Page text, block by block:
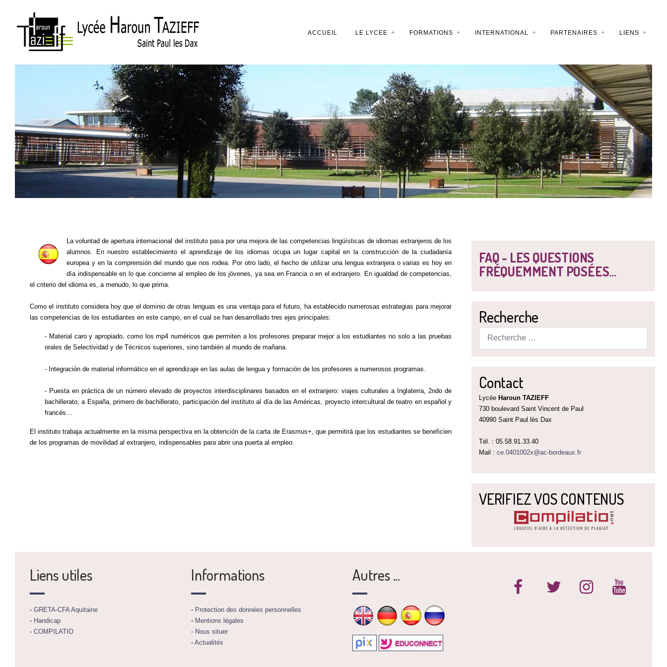
ACCUEIL LE LYCEE FORMATIONS INTERNATIONAL PARTENAIRES LIENS
FAQ - LES QUESTIONS
FRÉQUEMMENT POSÉES...
Recherche
Contact
Lycée Haroun TAZIEFF
730 boulevard Saint Vincent de Paul
40990 Saint Paul lès Dax
Tél. : 05.58.91.33.40
Mail : ce.0401002x@ac-bordeaux.fr
VERIFIEZ VOS CONTENUS
La voluntad de apertura internacional del instituto pasa por una mejora de las competencias lingüísticas de idiomas extranjeros de los
alumnos. En nuestro establecimiento el aprendizaje de los idiomas ocupa un lugar capital en la construcción de la ciudadanía
europea y en la comprensión del mundo que nos rodea. Por otro lado, el hecho de utilizar una lengua extranjera o varias es hoy en
día indispensable en lo que concierne al empleo de los jóvenes, ya sea en Francia o en el extranjero. En igualdad de competencias,
el criterio del idioma es, a menudo, lo que prima.
Como el instituto considera hoy que el dominio de otras lenguas es una ventaja para el futuro, ha establecido numerosas estrategias para mejorar
las competencias de los estudiantes en este campo, en el cual se han desarrollado tres ejes principales:
- Material caro y apropiado, como los mp4 numéricos que permiten a los profesores preparar mejor a los estudiantes no solo a las pruebas
orales de Selectividad y de Técnicos superiores, sino también al mundo de mañana.
- Integración de material informático en el aprendizaje en las aulas de lengua y formación de los profesores a numerosos programas.
- Puesta en práctica de un número elevado de proyectos interdisciplinares basados en el extranjero: viajes culturales a Inglaterra, 2ndo de
bachillerato, a España, primero de bachillerato, participación del instituto al día de las Américas, proyecto intercultural de teatro en español y
francés…
El instituto trabaja actualmente en la misma perspectiva en la obtención de la carta de Erasmus+, que permitirá que los estudiantes se beneficien
de los programas de movilidad al extranjero, indispensables para abrir una puerta al empleo.
Liens utiles
- GRETA-CFA Aquitaine
- Handicap
- COMPILATIO
Informations
- Protection des données personnelles
- Mentions légales
- Nous situer
- Actualités
Autres ...